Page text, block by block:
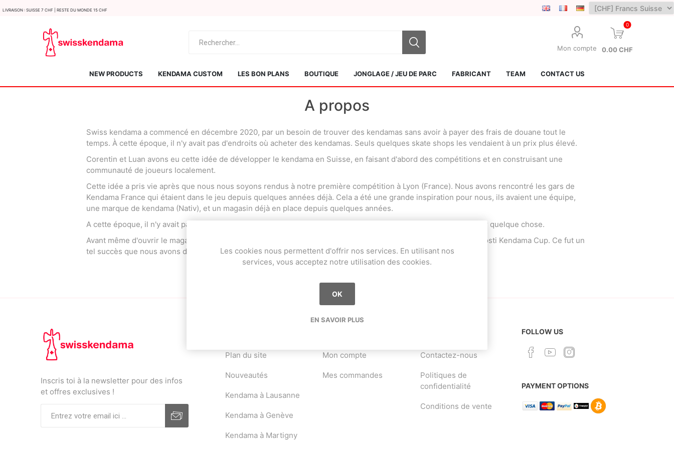
LIvraison : Suisse 7 CHF | Reste du monde 15 CHF
Mon compte
0
0.00 CHF
NEW PRODUCTS KENDAMA CUSTOM LES BON PLANS BOUTIQUE JONGLAGE / JEU DE PARC FABRICANT
KROM Kendama ISR
Mugen Musou One Kendama
Discraft - Freesbee Juggle Dream
TEAM CONTACT US
A propos
Swiss kendama a commencé en décembre 2020, par un besoin de trouver des kendamas sans avoir à payer des frais de douane tout le
temps. À cette époque, il n'y avait pas d'endroits où acheter des kendamas. Seuls quelques skate shops les vendaient à un prix plus élevé.
Corentin et Luan avons eu cette idée de développer le kendama en Suisse, en faisant d'abord des compétitions et en construisant une
communauté de joueurs localement.
Cette idée a pris vie après que nous nous soyons rendus à notre première compétition à Lyon (France). Nous avons rencontré les gars de
Kendama France qui étaient dans le jeu depuis quelques années déjà. Cela a été une grande inspiration pour nous, ils avaient une équipe,
une marque de kendama (Nativ), et un magasin déjà en place depuis quelques années.
A cette époque, il n'y avait pas de telles choses en Suisse, il y avait certainement une opportunité de commencer quelque chose.
Avant même d'ouvrir le magasin, j'ai organisé une réplique de la Baguette Kendama Cup à Martigny, appelée la Rosti Kendama Cup. Ce fut un
tel succès que nous avons décidé de continuer !
Inscris toi à la newsletter pour des infos
et offres exclusives !
Plan du site
Nouveautés
Kendama à Lausanne
Kendama à Genève
Kendama à Martigny
Mon compte
Mes commandes
Contactez-nous
Politiques de
confidentialité
Conditions de vente
FOLLOW US
PAYMENT OPTIONS
Les cookies nous permettent d'offrir nos services. En utilisant nos
services, vous acceptez notre utilisation des cookies.
OK
EN SAVOIR PLUS